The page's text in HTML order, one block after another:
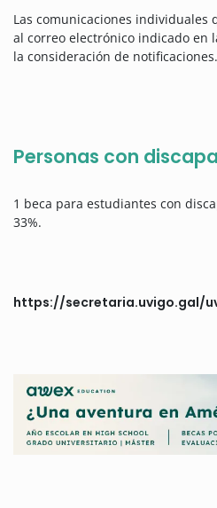
Las comunicaciones individuales
al correo electrónico indicado en
la consideración de notificaciones.
Personas con
1 beca para estudiantes con
33%.